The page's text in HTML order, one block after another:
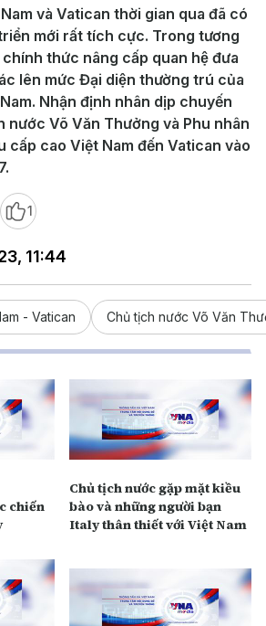
và Vatican thời gian qua đã có
mới rất tích cực. Trong tương
thức nâng cấp quan hệ đưa
lên mức Đại diện thường trú của
Nhận định nhân dịp chuyến
Võ Văn Thưởng và Phu nhân
cấp cao Việt Nam đến Vatican vào
1
11:44
- Vatican Chủ tịch nước Võ Văn
chiến
Chủ tịch nước gặp mặt kiều
bào và những người bạn
Italy thân thiết với Việt Nam